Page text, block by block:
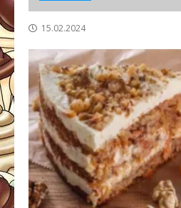
15.02.2024